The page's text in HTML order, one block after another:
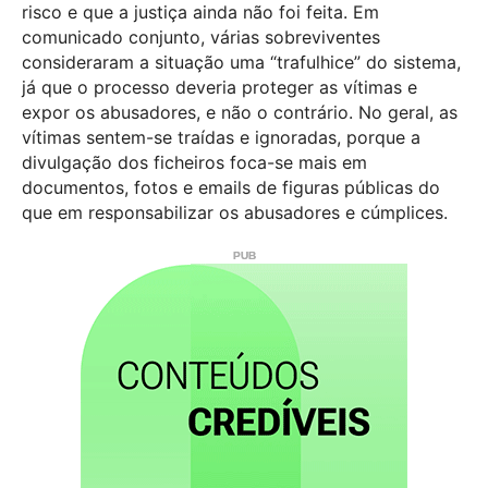
risco e que a justiça ainda não foi feita. Em
comunicado conjunto, várias sobreviventes
consideraram a situação uma “trafulhice” do sistema,
já que o processo deveria proteger as vítimas e
expor os abusadores, e não o contrário. No geral, as
vítimas sentem-se traídas e ignoradas, porque a
divulgação dos ficheiros foca-se mais em
documentos, fotos e emails de figuras públicas do
que em responsabilizar os abusadores e cúmplices.